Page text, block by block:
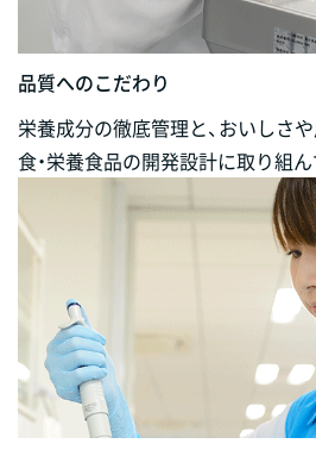
品質へのこだわり
栄養成分の徹底管理と、おいしさ
食・栄養食品の開発設計に取り組ん